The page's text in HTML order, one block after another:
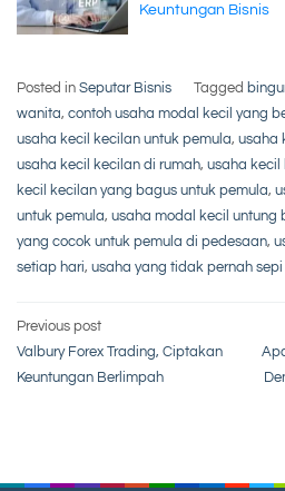
Keuntungan Bisnis
Posted in Seputar Bisnis Tagged
wanita, contoh usaha modal kecil yang
usaha kecil kecilan untuk pemula, usaha
usaha kecil kecilan di rumah, usaha kecil
kecil kecilan yang bagus untuk pemula,
untuk pemula, usaha modal kecil untung
yang cocok untuk pemula di pedesaan,
setiap hari, usaha yang tidak pernah sepi
Post
navigation
Previous post
Valbury Forex Trading, Ciptakan
Keuntungan Berlimpah